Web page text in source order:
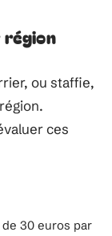
ou staffie,
ces
de 30 euros par